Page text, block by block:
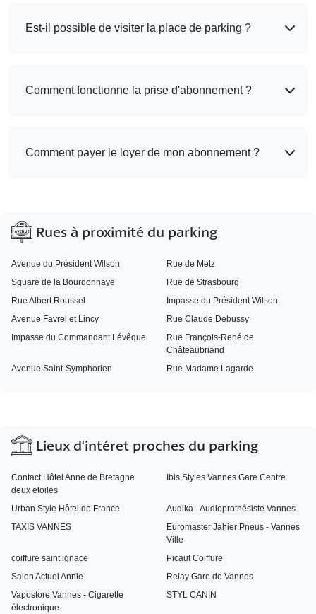
Est-il possible de visiter la place de parking ?
Comment fonctionne la prise d'abonnement ?
Comment payer le loyer de mon abonnement ?
Rues à proximité du parking
Avenue du Président Wilson
Rue de Metz
Square de la Bourdonnaye
Rue de Strasbourg
Rue Albert Roussel
Impasse du Président Wilson
Avenue Favrel et Lincy
Rue Claude Debussy
Impasse du Commandant Lévêque
Rue François-René de
Châteaubriand
Avenue Saint-Symphorien
Rue Madame Lagarde
Lieux d'intéret proches du parking
Contact Hôtel Anne de Bretagne
deux etoiles
Ibis Styles Vannes Gare Centre
Urban Style Hôtel de France
Audika - Audioprothésiste Vannes
TAXIS VANNES
Euromaster Jahier Pneus - Vannes
Ville
coiffure saint ignace
Picaut Coiffure
Salon Actuel Annie
Relay Gare de Vannes
Vapostore Vannes - Cigarette
électronique
STYL CANIN